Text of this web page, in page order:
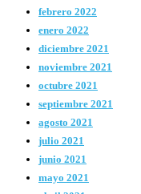
febrero 2022
enero 2022
diciembre 2021
noviembre 2021
octubre 2021
septiembre 2021
agosto 2021
julio 2021
junio 2021
mayo 2021